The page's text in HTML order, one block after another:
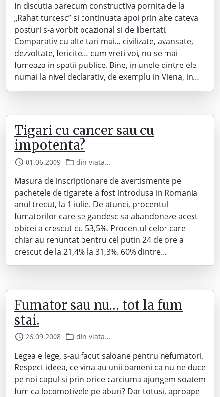
In discutia oarecum constructiva pornita de la
„Rahat turcesc” si continuata apoi prin alte cateva
posturi s-a vorbit ocazional si de libertati.
Comparativ cu alte tari mai… civilizate, avansate,
dezvoltate, fericite… cum vreti voi, nu se mai
fumeaza in spatii publice. Bine, in unele dintre ele
numai la nivel declarativ, de exemplu in Viena, in…
Tigari cu cancer sau cu
impotenta?
01.06.2009 din viata...
Masura de inscriptionare de avertismente pe
pachetele de tigarete a fost introdusa in Romania
anul trecut, la 1 iulie. De atunci, procentul
fumatorilor care se gandesc sa abandoneze acest
obicei a crescut cu 53,5%. Procentul celor care
chiar au renuntat pentru cel putin 24 de ore a
crescut de la 21,4% la 31,3%. 60% dintre…
Fumator sau nu… tot la fum
stai.
26.09.2008 din viata...
Legea e lege, s-au facut saloane pentru nefumatori.
Respect ideea, ce vina au unii oameni ca nu ne duce
pe noi capul si prin orice carciuma ajungem soatem
fum ca locomotivele pe aburi? Dar totusi, aproape